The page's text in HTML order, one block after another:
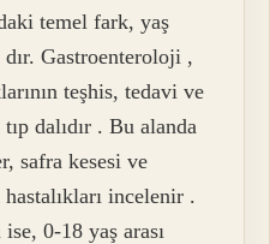
temel fark, yaş
Gastroenteroloji ,
teşhis, tedavi ve
dalıdır . Bu alanda
safra kesesi ve
incelenir .
0-18 yaş arası